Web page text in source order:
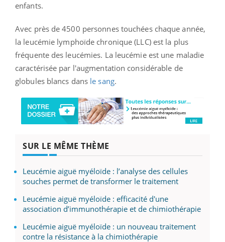
enfants.
Avec près de 4500 personnes touchées chaque année,
la leucémie lymphoïde chronique (LLC) est la plus
fréquente des leucémies. La leucémie est une maladie
caractérisée par l'augmentation considérable de
globules blancs dans le sang.
SUR LE MÊME THÈME
Leucémie aiguë myéloïde : l’analyse des cellules
souches permet de transformer le traitement
Leucémie aiguë myéloïde : efficacité d'une
association d’immunothérapie et de chimiothérapie
Leucémie aiguë myéloïde : un nouveau traitement
contre la résistance à la chimiothérapie